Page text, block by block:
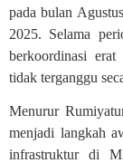
pada bulan
2025. Selama
berkoordinasi
tidak terganggu
Menurur
menjadi langkah
infrastruktur di